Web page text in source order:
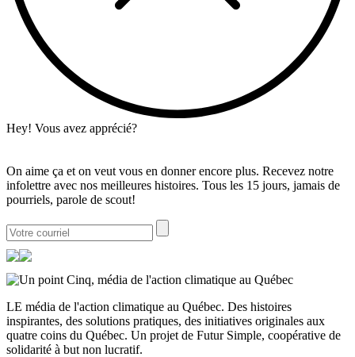
Hey! Vous avez apprécié?
On aime ça et on veut vous en donner encore plus. Recevez notre
infolettre avec nos meilleures histoires. Tous les 15 jours, jamais de
pourriels, parole de scout!
LE média de l'action climatique au Québec. Des histoires
inspirantes, des solutions pratiques, des initiatives originales aux
quatre coins du Québec. Un projet de Futur Simple, coopérative de
solidarité à but non lucratif.